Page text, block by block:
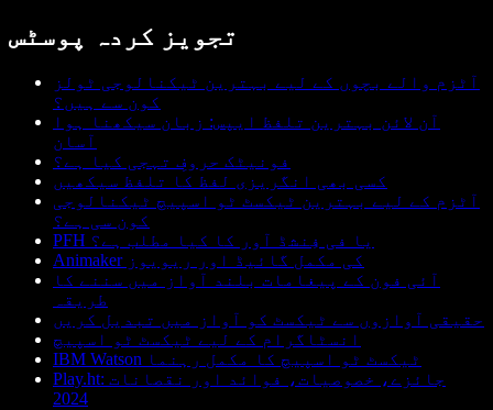
تجویز کردہ پوسٹس
آٹزم والے بچوں کے لیے بہترین ٹیکنالوجی ٹولز
کون سے ہیں؟
آن لائن بہترین تلفظ ایپس: زبان سیکھنا ہوا
آسان
فونیٹک حروفِ تہجی کیا ہے؟
کسی بھی انگریزی لفظ کا تلفظ سیکھیں
آٹزم کے لیے بہترین ٹیکسٹ ٹو اسپیچ ٹیکنالوجی
کون سی ہے؟
PFH یا فی فِنشڈ آور کا کیا مطلب ہے؟
Animaker کی مکمل گائیڈ اور ریویوز
آئی فون کے پیغامات بلند آواز میں سننے کا
طریقہ
حقیقی آوازوں سے ٹیکسٹ کو آواز میں تبدیل کریں
انسٹاگرام کے لیے ٹیکسٹ ٹو اسپیچ
IBM Watson ٹیکسٹ ٹو اسپیچ کا مکمل رہنما
Play.ht: جائزے، خصوصیات، فوائد اور نقصانات
2024